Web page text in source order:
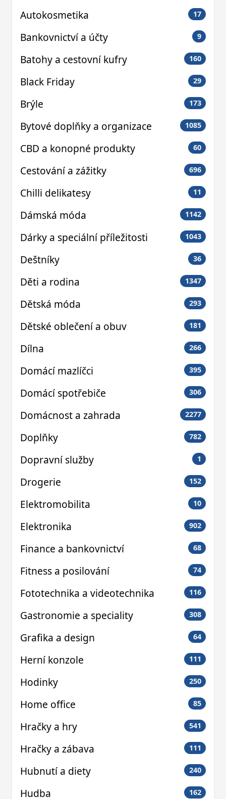
Autokosmetika 17
Bankovnictví a účty 9
Batohy a cestovní kufry 160
Black Friday 29
Brýle 173
Bytové doplňky a organizace 1085
CBD a konopné produkty 60
Cestování a zážitky 696
Chilli delikatesy 11
Dámská móda 1142
Dárky a speciální příležitosti 1043
Deštníky 36
Děti a rodina 1347
Dětská móda 293
Dětské oblečení a obuv 181
Dílna 266
Domácí mazlíčci 395
Domácí spotřebiče 306
Domácnost a zahrada 2277
Doplňky 782
Dopravní služby 1
Drogerie 152
Elektromobilita 10
Elektronika 902
Finance a bankovnictví 68
Fitness a posilování 74
Fototechnika a videotechnika 116
Gastronomie a speciality 308
Grafika a design 64
Herní konzole 111
Hodinky 250
Home office 85
Hračky a hry 541
Hračky a zábava 111
Hubnutí a diety 240
Hudba 162